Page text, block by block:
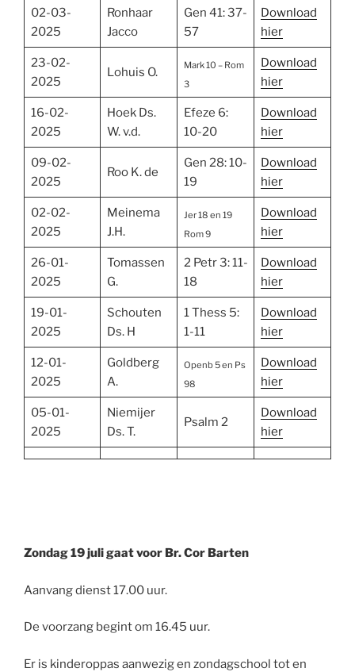
02-03-
2025
Ronhaar
Jacco
Gen 41: 37-
57
Download
hier
23-02-
2025
Lohuis O.
Mark 10 – Rom
3
Download
hier
16-02-
2025
Hoek Ds.
W. v.d.
Efeze 6:
10-20
Download
hier
09-02-
2025
Roo K. de
Gen 28: 10-
19
Download
hier
02-02-
2025
Meinema
J.H.
Jer 18 en 19
Rom 9
Download
hier
26-01-
2025
Tomassen
G.
2 Petr 3: 11-
18
Download
hier
19-01-
2025
Schouten
Ds. H
1 Thess 5:
1-11
Download
hier
12-01-
2025
Goldberg
A.
Openb 5 en Ps
98
Download
hier
05-01-
2025
Niemijer
Ds. T.
Psalm 2
Download
hier
Zondag 19 juli gaat voor Br. Cor Barten
Aanvang dienst 17.00 uur.
De voorzang begint om 16.45 uur.
Er is kinderoppas aanwezig en zondagschool tot en